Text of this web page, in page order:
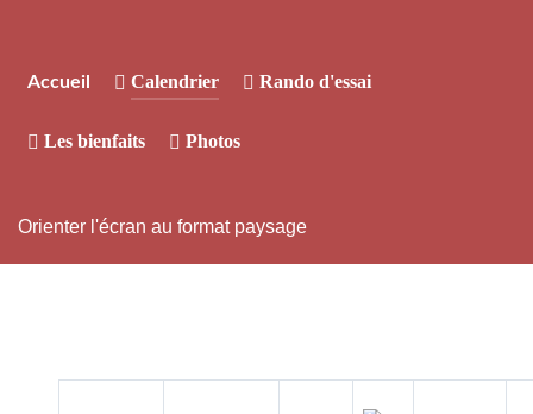
Accueil Calendrier Rando d'essai
Les bienfaits Photos
Orienter l'écran au format paysage